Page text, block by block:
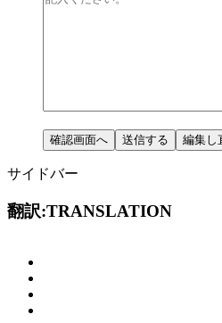
サイドバー
翻訳:TRANSLATION